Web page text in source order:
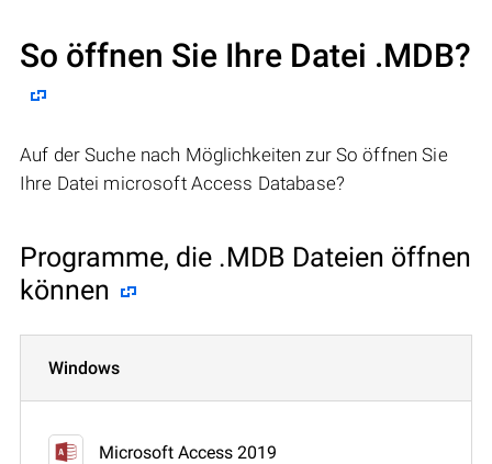
So öffnen Sie Ihre Datei .MDB?
Auf der Suche nach Möglichkeiten zur So öffnen Sie
Ihre Datei microsoft Access Database?
Programme, die .MDB Dateien öffnen
können
Windows
Microsoft Access 2019